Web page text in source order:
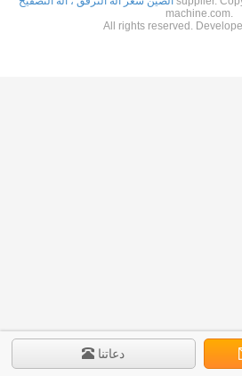
دعاتنا
machine.com.
All rights reserved.